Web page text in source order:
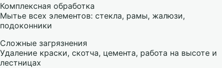
Комплексная обработка
Мытье всех элементов: стекла, рамы, жалюзи,
подоконники
Сложные загрязнения
Удаление краски, скотча, цемента, работа на высоте и
лестницах